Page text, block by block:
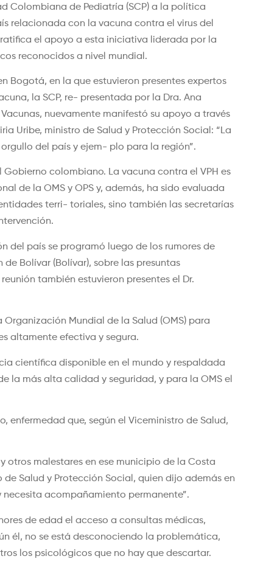
Colombiana de Pediatría (SCP) a la política
relacionada con la vacuna contra el virus del
el apoyo a esta iniciativa liderada por la
reconocidos a nivel mundial.
Bogotá, en la que estuvieron presentes expertos
la SCP, re- presentada por la Dra. Ana
nuevamente manifestó su apoyo a través
Uribe, ministro de Salud y Protección Social: “La
del país y ejem- plo para la región”.
colombiano. La vacuna contra el VPH es
de la OMS y OPS y, además, ha sido evaluada
terri- toriales, sino también las secretarías
del país se programó luego de los rumores de
Bolívar (Bolívar), sobre las presuntas
también estuvieron presentes el Dr.
Mundial de la Salud (OMS) para
altamente efectiva y segura.
científica disponible en el mundo y respaldada
la más alta calidad y seguridad, y para la OMS el
enfermedad que, según el Viceministro de Salud,
otros malestares en ese municipio de la Costa
Salud y Protección Social, quien dijo además en
acompañamiento permanente”.
de edad el acceso a consultas médicas,
él, no se está desconociendo la problemática,
los psicológicos que no hay que descartar.